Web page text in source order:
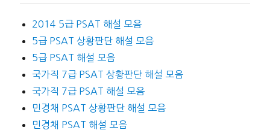
2014 5급 PSAT 해설 모음
5급 PSAT 상황판단 해설 모음
5급 PSAT 해설 모음
국가직 7급 PSAT 상황판단 해설 모음
국가직 7급 PSAT 해설 모음
민경채 PSAT 상황판단 해설 모음
민경채 PSAT 해설 모음